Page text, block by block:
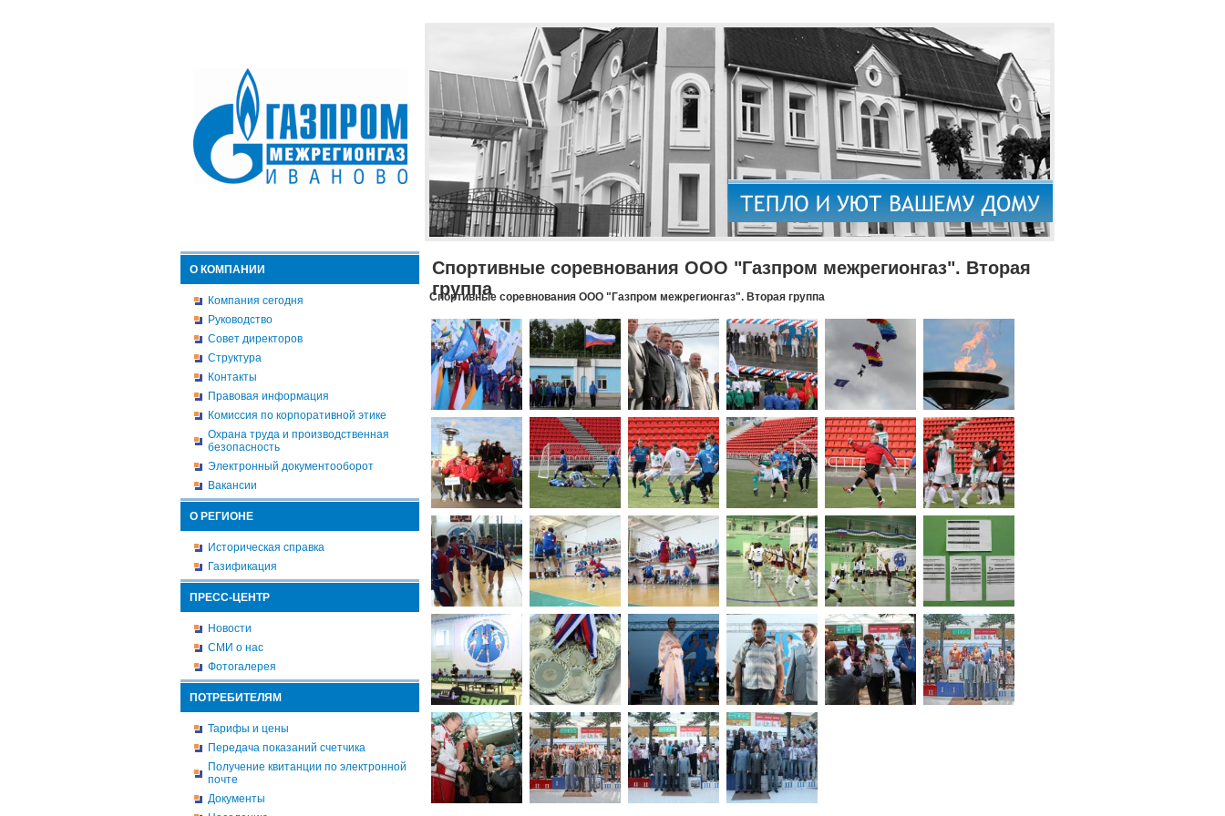
О КОМПАНИИ
Компания сегодня
Руководство
Совет директоров
Структура
Контакты
Правовая информация
Комиссия по корпоративной этике
Охрана труда и производственная
безопасность
Электронный документооборот
Вакансии
О РЕГИОНЕ
Историческая справка
Газификация
ПРЕСС-ЦЕНТР
Новости
СМИ о нас
Фотогалерея
ПОТРЕБИТЕЛЯМ
Тарифы и цены
Передача показаний счетчика
Получение квитанции по электронной
почте
Документы
Спортивные соревнования ООО "Газпром межрегионгаз". Вторая
группа
Спортивные соревнования ООО "Газпром межрегионгаз". Вторая группа